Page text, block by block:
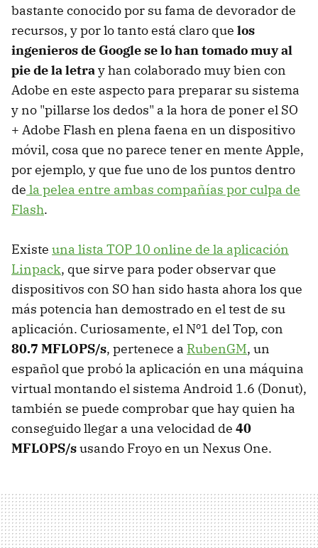
bastante conocido por su fama de devorador de
recursos, y por lo tanto está claro que los
ingenieros de Google se lo han tomado muy al
pie de la letray han colaborado muy bien con
Adobe en este aspecto para preparar su sistema
y no "pillarse los dedos" a la hora de poner el SO
+ Adobe Flash en plena faena en un dispositivo
móvil, cosa que no parece tener en mente Apple,
por ejemplo, y que fue uno de los puntos dentro
de la pelea entre ambas compañías por culpa de
Flash.
Existe una lista TOP 10 online de la aplicación
Linpack, que sirve para poder observar que
dispositivos con SO han sido hasta ahora los que
más potencia han demostrado en el test de su
aplicación. Curiosamente, el Nº1 del Top, con
80.7 MFLOPS/s, pertenece a RubenGM, un
español que probó la aplicación en una máquina
virtual montando el sistema Android 1.6 (Donut),
también se puede comprobar que hay quien ha
conseguido llegar a una velocidad de 40
MFLOPS/susando Froyo en un Nexus One.